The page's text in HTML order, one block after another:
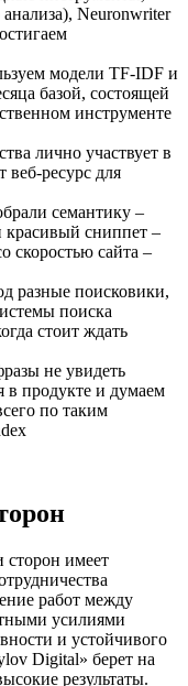
Neuronwriter
модели TF-IDF и
базой, состоящей
инструменте
лично участвует в
веб-ресурс для
семантику –
красивый сниппет –
скоростью сайта –
разные поисковики,
поиска
стоит ждать
не увидеть
в продукте и думаем
по таким
сторон имеет
работ между
усилиями
и устойчивого
Digital» берет на
результаты.